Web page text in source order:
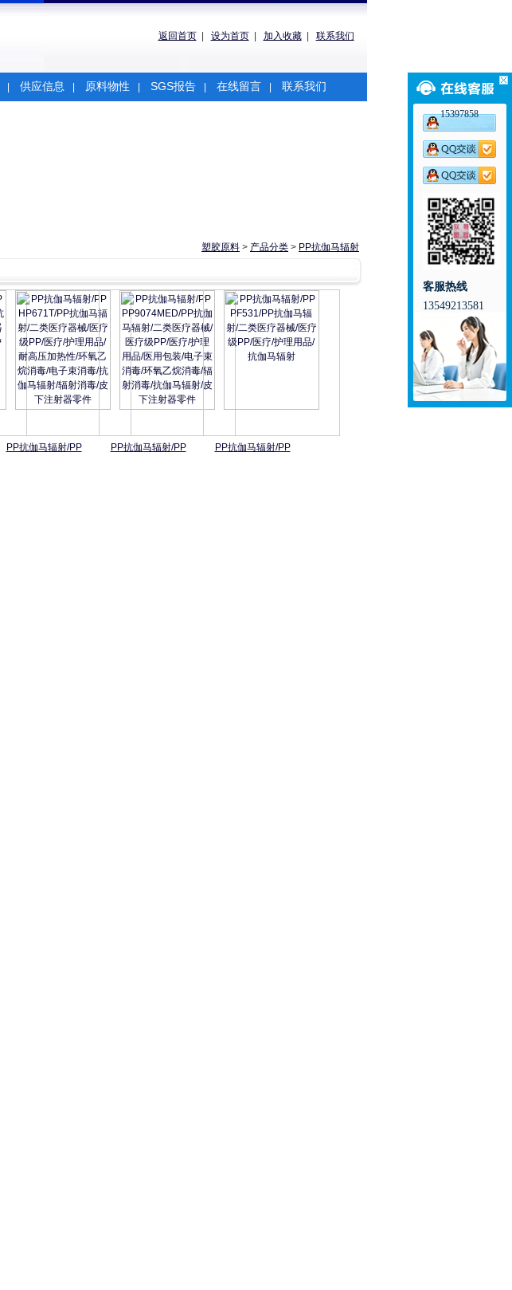
返回首页| 设为首页| 加入收藏| 联系我们
供应信息 原料物性 SGS报告 在线留言 联系我们
塑胶原料 > 产品分类 > PP抗伽马辐射
PP抗伽马辐射/PP PP抗伽马辐射/PP PP抗伽马辐射/PP
15397858
客服热线
13549213581